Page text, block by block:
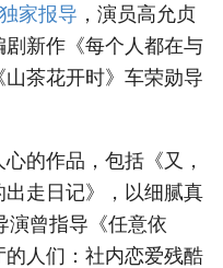
家报导 ，演员高允贞
新作《每个人都在与
茶花开时》车荣勋导
的作品，包括《又，
走日记》，以细腻真
演曾指导《任意依
人们：社内恋爱残酷